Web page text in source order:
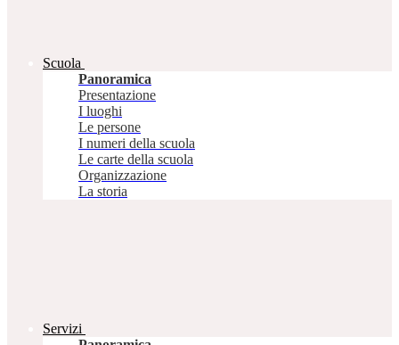
Scuola
Panoramica
Presentazione
I luoghi
Le persone
I numeri della scuola
Le carte della scuola
Organizzazione
La storia
Servizi